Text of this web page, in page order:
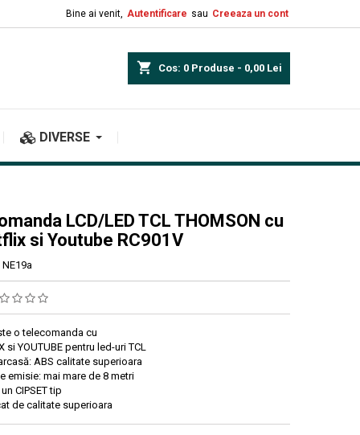
Bine ai venit, Autentificare sau Creeaza un cont
shopping_cart Cos: 0 Produse - 0,00 Lei
DIVERSE
LCD/LED TCL THOMSON cu
si Youtube RC901V
NE19a
o telecomanda cu
si YOUTUBE pentru led-uri TCL
ABS calitate superioara
emisie: mai mare de 8 metri
CIPSET tip
de calitate superioara